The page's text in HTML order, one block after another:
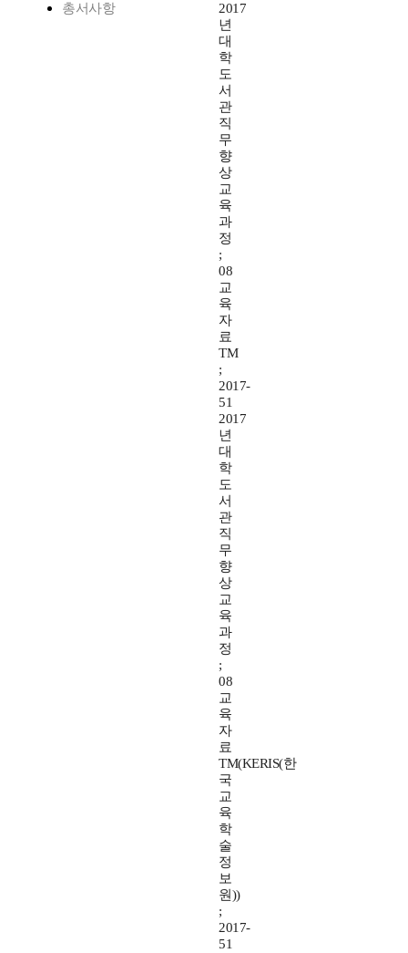
총서사항
2017
년
대
학
도
서
관
직
무
향
상
교
육
과
정
;
08
교
육
자
료
TM
;
2017-
51
2017
년
대
학
도
서
관
직
무
향
상
교
육
과
정
;
08
교
육
자
료
TM(KERIS(한
국
교
육
학
술
정
보
원))
;
2017-
51